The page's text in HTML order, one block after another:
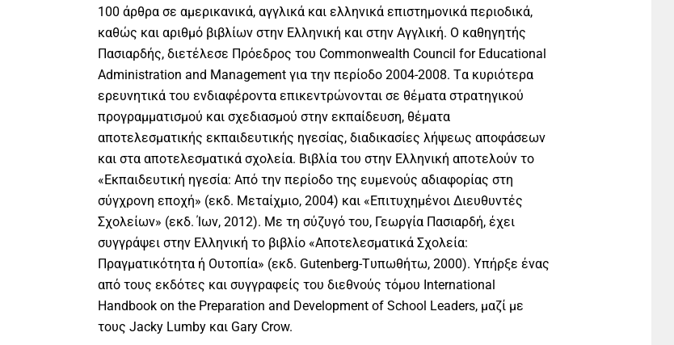
100 άρθρα σε αμερικανικά, αγγλικά και ελληνικά επιστημονικά περιοδικά,
καθώς και αριθμό βιβλίων στην Ελληνική και στην Αγγλική. Ο καθηγητής
Πασιαρδής, διετέλεσε Πρόεδρος του Commonwealth Council for Educational
Administration and Management για την περίοδο 2004-2008. Tα κυριότερα
ερευνητικά του ενδιαφέροντα επικεντρώνονται σε θέματα στρατηγικού
προγραμματισμού και σχεδιασμού στην εκπαίδευση, θέματα
αποτελεσματικής εκπαιδευτικής ηγεσίας, διαδικασίες λήψεως αποφάσεων
και στα αποτελεσματικά σχολεία. Βιβλία του στην Ελληνική αποτελούν το
«Εκπαιδευτική ηγεσία: Από την περίοδο της ευμενούς αδιαφορίας στη
σύγχρονη εποχή» (εκδ. Μεταίχμιο, 2004) και «Επιτυχημένοι Διευθυντές
Σχολείων» (εκδ. Ίων, 2012). Με τη σύζυγό του, Γεωργία Πασιαρδή, έχει
συγγράψει στην Ελληνική το βιβλίο «Αποτελεσματικά Σχολεία:
Πραγματικότητα ή Ουτοπία» (εκδ. Gutenberg-Tυπωθήτω, 2000). Υπήρξε ένας
από τους εκδότες και συγγραφείς του διεθνούς τόμου International
Handbook on the Preparation and Development of School Leaders, μαζί με
τους Jacky Lumby και Gary Crow.